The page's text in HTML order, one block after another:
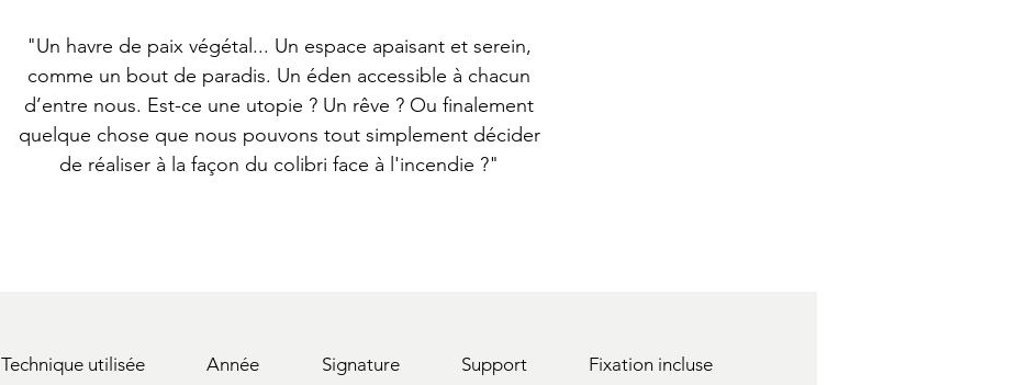
"Un havre de paix végétal... Un espace apaisant et serein,
comme un bout de paradis. Un éden accessible à chacun
d’entre nous. Est-ce une utopie ? Un rêve ? Ou finalement
quelque chose que nous pouvons tout simplement décider
de réaliser à la façon du colibri face à l'incendie ?"
Technique utilisée Année Signature Support Fixation incluse